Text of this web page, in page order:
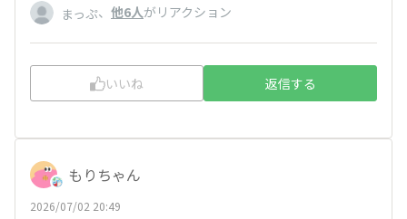
まっぷ、 他6人がリアクション
いいね 返信する
もりちゃん
2026/07/02 20:49